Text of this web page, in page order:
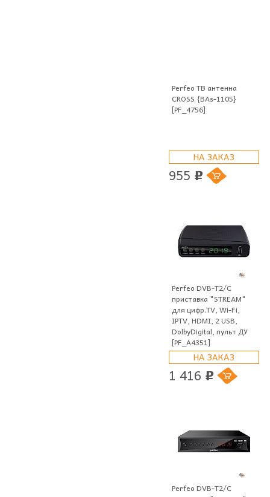
Perfeo ТВ антенна
CROSS {BAs-1105}
[PF_4756]
НА ЗАКАЗ
955 p
Perfeo DVB-T2/C
приставка "STREAM"
для цифр.TV, Wi-Fi,
IPTV, HDMI, 2 USB,
DolbyDigital, пульт ДУ
[PF_A4351]
НА ЗАКАЗ
1 416 p
Perfeo DVB-T2/C